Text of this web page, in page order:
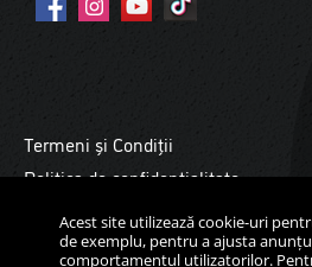
Termeni și Condiții
Politica de confidențialitate
Copyright ©2026 Daw Benţa
Acest site utilizează cookie-uri
de exemplu, pentru a ajusta
comportamentul utilizatorilor.